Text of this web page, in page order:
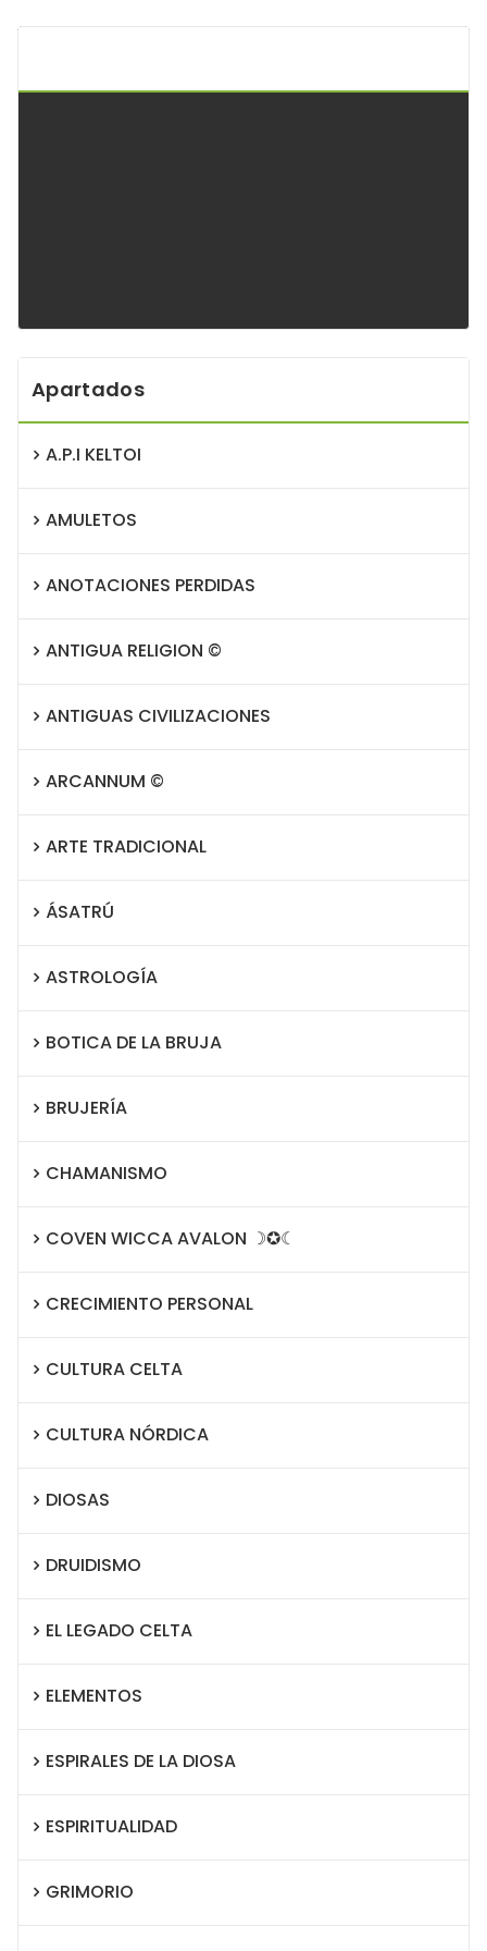
Apartados
A.P.I KELTOI
AMULETOS
ANOTACIONES PERDIDAS
ANTIGUA RELIGION ©
ANTIGUAS CIVILIZACIONES
ARCANNUM ©
ARTE TRADICIONAL
ÁSATRÚ
ASTROLOGÍA
BOTICA DE LA BRUJA
BRUJERÍA
CHAMANISMO
COVEN WICCA AVALON ☽✪☾
CRECIMIENTO PERSONAL
CULTURA CELTA
CULTURA NÓRDICA
DIOSAS
DRUIDISMO
EL LEGADO CELTA
ELEMENTOS
ESPIRALES DE LA DIOSA
ESPIRITUALIDAD
GRIMORIO